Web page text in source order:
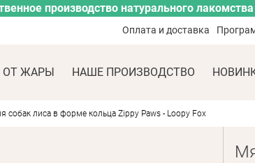
производство натурального
Оплата и доставка
ОТ ЖАРЫ НАШЕ ПРОИЗВОДСТВО
собак лиса в форме кольца Zippy Paws - Loopy Fox